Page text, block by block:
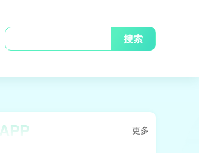
搜索
APP 更多